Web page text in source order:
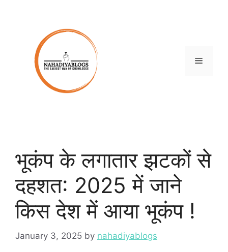
Menu
भूकंप के लगातार झटकों से
दहशत: 2025 में जाने
किस देश में आया भूकंप !
January 3, 2025 by nahadiyablogs